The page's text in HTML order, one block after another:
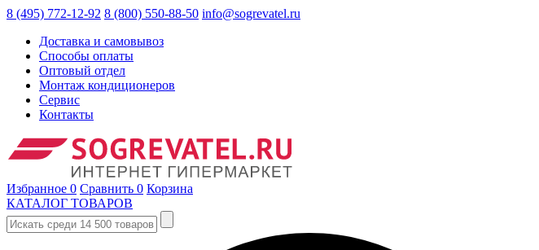
8 (495) 772-12-92 8 (800) 550-88-50 info@sogrevatel.ru
Доставка и самовывоз
Способы оплаты
Оптовый отдел
Монтаж кондиционеров
Сервис
Контакты
Избранное 0 Сравнить 0 Корзина
КАТАЛОГ ТОВАРОВ